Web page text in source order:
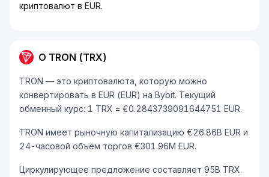
криптовалют в EUR.
О TRON (TRX)
TRON — это криптовалюта, которую можно
конвертировать в EUR (EUR) на Bybit. Текущий
обменный курс: 1 TRX = €0.2843739091644751 EUR.
TRON имеет рыночную капитализацию €26.86B EUR и
24-часовой объём торгов €301.96M EUR.
Циркулирующее предложение составляет 95B TRX.